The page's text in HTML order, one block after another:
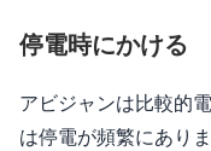
停電時にかける
アビジャンは比較的
は停電が頻繁にあり